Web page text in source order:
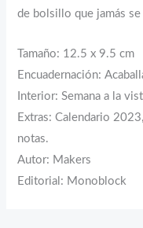
de bolsillo que jamás se
Tamaño: 12.5 x 9.5 cm
Encuadernación:
Interior: Semana a la
Extras: Calendario
notas.
Autor: Makers
Editorial: Monoblock